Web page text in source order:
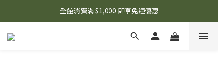
🌟 想知道現在有什麼優惠嗎？ 點擊查看最新優惠！
全館消費滿 $1,000 即享免運優惠
🌟 想知道現在有什麼優惠嗎？ 點擊查看最新優惠！